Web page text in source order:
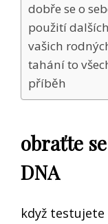
dobře se o
použití
vašich
tahání to
příběh
obraťte
DNA
když testujete